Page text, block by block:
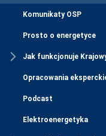
Komunikaty OSP
Prosto o energetyce
Jak funkcjonuje
Opracowania
Podcast
Elektroenergetyka